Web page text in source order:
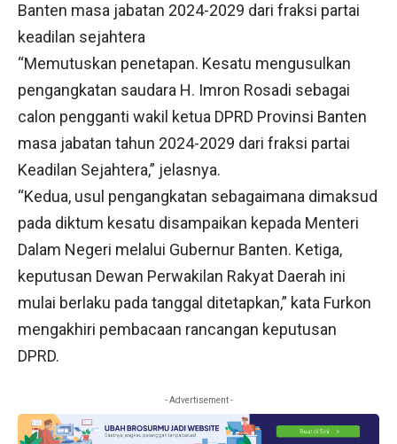
Banten masa jabatan 2024-2029 dari fraksi partai
keadilan sejahtera
“Memutuskan penetapan. Kesatu mengusulkan
pengangkatan saudara H. Imron Rosadi sebagai
calon pengganti wakil ketua DPRD Provinsi Banten
masa jabatan tahun 2024-2029 dari fraksi partai
Keadilan Sejahtera,” jelasnya.
“Kedua, usul pengangkatan sebagaimana dimaksud
pada diktum kesatu disampaikan kepada Menteri
Dalam Negeri melalui Gubernur Banten. Ketiga,
keputusan Dewan Perwakilan Rakyat Daerah ini
mulai berlaku pada tanggal ditetapkan,” kata Furkon
mengakhiri pembacaan rancangan keputusan
DPRD.
- Advertisement -